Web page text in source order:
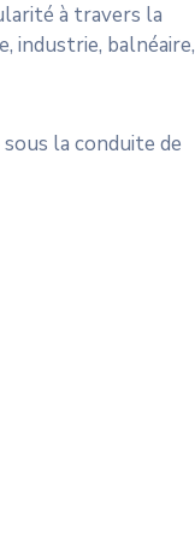
à travers la
industrie, balnéaire,
la conduite de